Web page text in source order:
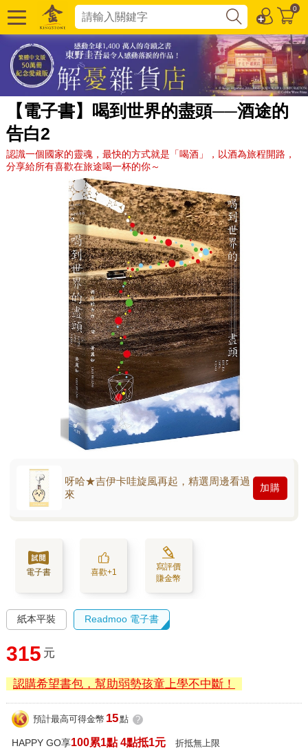
0
【電子書】喝到世界的盡頭──酒途的
告白2
認識一個國家的靈魂，最快的方式就是「喝酒」，以酒為旅程開路，
分享給所有喜歡在旅途喝一杯的你～
呀哈★吉伊卡哇旋風再起，精選周邊看過
來
加購
電子書 喜歡+1
寫評價
賺金幣
紙本平裝 Readmoo 電子書
315 元
認購希望書包，幫助弱勢孩童上學不中斷！
預計最高可得金幣 15點 ?
HAPPY GO享100累1點 4點抵1元 折抵無上限